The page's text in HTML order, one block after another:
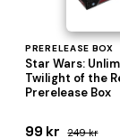
PRERELEASE BOX
Star Wars:
Twilight of the
Prerelease Box
99 kr 249 kr